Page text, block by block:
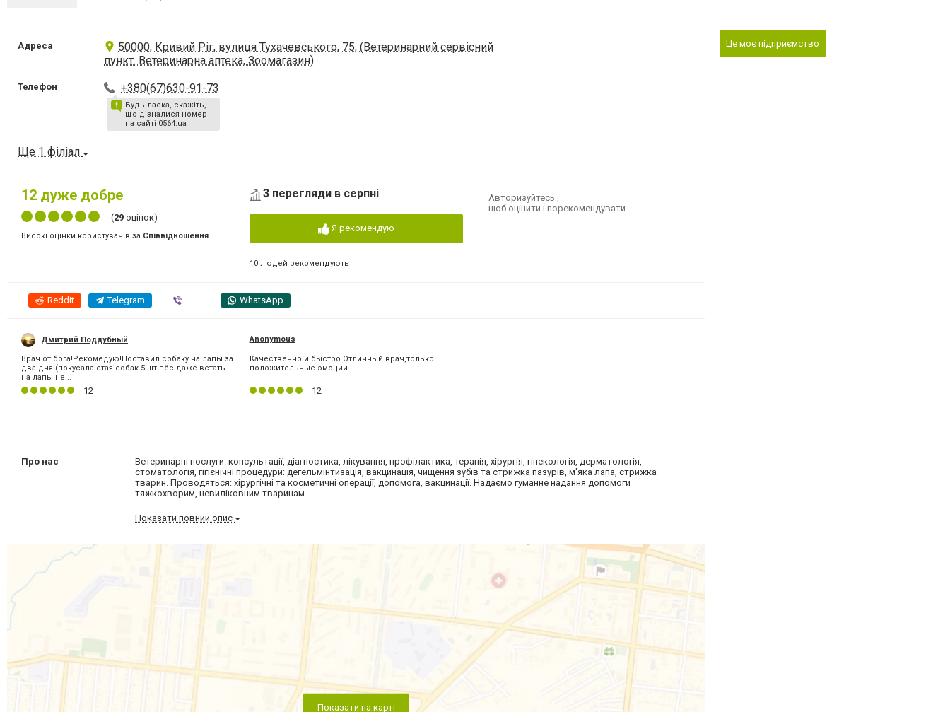
Адреса
50000, Кривий Ріг, вулиця Тухачевського, 75, (Ветеринарний сервісний
пункт. Ветеринарна аптека, Зоомагазин)
Телефон +380(67)630-91-73
Будь ласка, скажіть,
що дізналися номер
на сайті 0564.ua
Ще 1 філіал
12 дуже добре
(29 оцінок)
Високі оцінки користувачів за Співвідношення
3 перегляди в серпні
Я рекомендую
10 людей рекомендують
Авторизуйтесь,
щоб оцінити і порекомендувати
Reddit Telegram WhatsApp
Дмитрий Поддубный
Врач от бога!Рекомедую!Поставил собаку на лапы за
два дня (покусала стая собак 5 шт пёс даже встать
на лапы не...
12
Anonymous
Качественно и быстро.Отличный врач,только
положительные эмоции
12
Про нас
Ветеринарні послуги: консультації, діагностика, лікування, профілактика, терапія, хірургія, гінекологія, дерматологія,
стоматологія, гігієнічні процедури: дегельмінтизація, вакцинація, чищення зубів та стрижка пазурів, м'яка лапа, стрижка
тварин. Проводяться: хірургічні та косметичні операції, допомога, вакцинації. Надаємо гуманне надання допомоги
тяжкохворим, невиліковним тваринам.
Показати повний опис
Показати на карті
Це моє підприємство